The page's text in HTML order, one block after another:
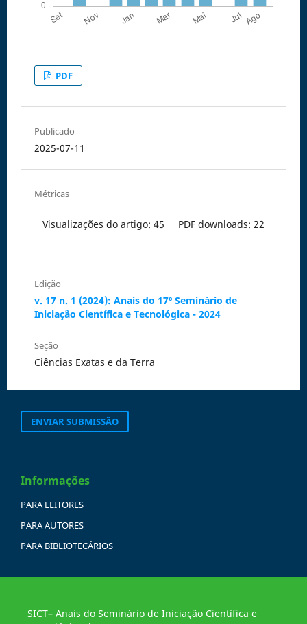
PDF
Publicado
2025-07-11
Métricas
Visualizações do artigo: 45 PDF downloads: 22
Edição
v. 17 n. 1 (2024): Anais do 17º Seminário de
Iniciação Científica e Tecnológica - 2024
Seção
Ciências Exatas e da Terra
ENVIAR SUBMISSÃO
Informações
PARA LEITORES
PARA AUTORES
PARA BIBLIOTECÁRIOS
SICT– Anais do Seminário de Iniciação Científica e